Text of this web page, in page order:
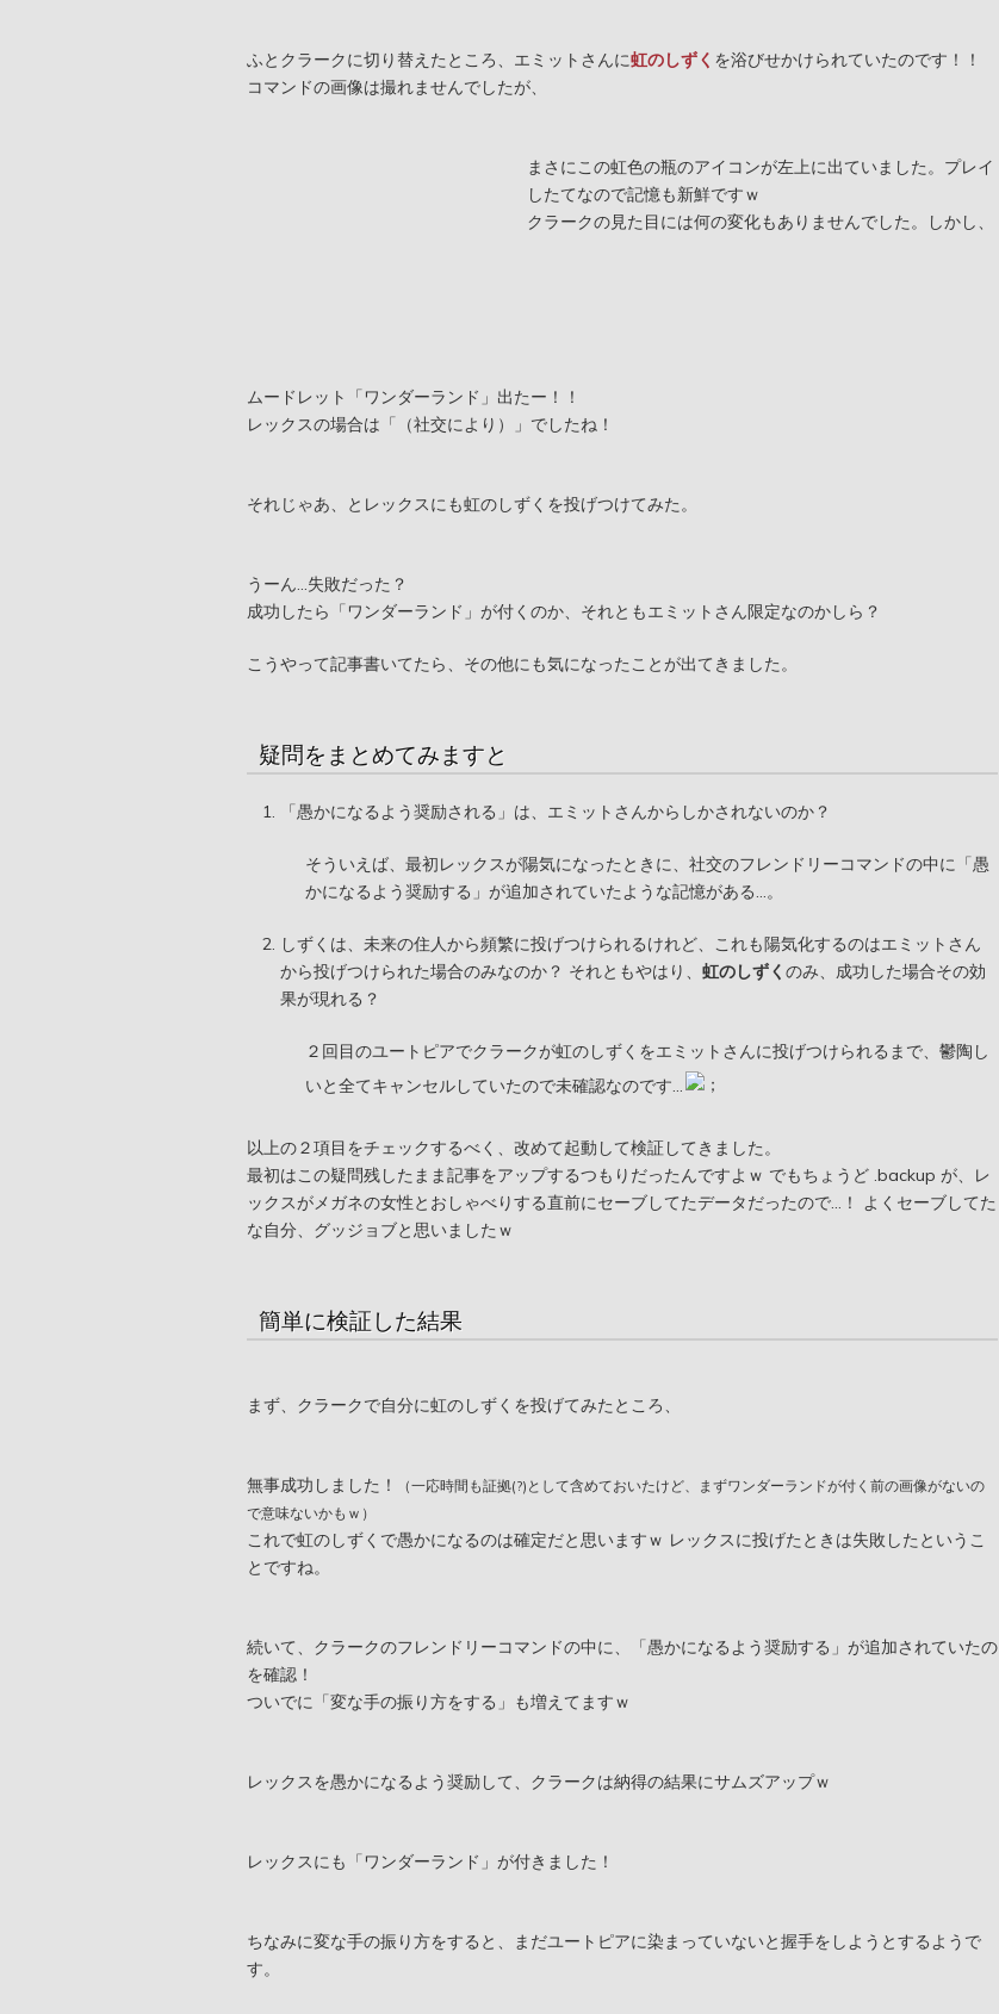
ふとクラークに切り替えたところ、エミットさんに虹のしずく を浴びせかけられていたのです！！
コマンドの画像は撮れませんでしたが、
まさにこの虹色の瓶のアイコンが左上に出ていました。プレイ
したてなので記憶も新鮮ですｗ
クラークの見た目には何の変化もありませんでした。しかし、
ムードレット「ワンダーランド」出たー！！
レックスの場合は「（社交により）」でしたね！
それじゃあ、とレックスにも虹のしずくを投げつけてみた。
うーん…失敗だった？
成功したら「ワンダーランド」が付くのか、それともエミットさん限定なのかしら？
こうやって記事書いてたら、その他にも気になったことが出てきました。
疑問をまとめてみますと
「愚かになるよう奨励される」は、エミットさんからしかされないのか？
そういえば、最初レックスが陽気になったときに、社交のフレンドリーコマンドの中に「愚
かになるよう奨励する」が追加されていたような記憶がある…。
しずくは、未来の住人から頻繁に投げつけられるけれど、これも陽気化するのはエミットさん
から投げつけられた場合のみなのか？ それともやはり、虹のしずくのみ、成功した場合その効
果が現れる？
２回目のユートピアでクラークが虹のしずくをエミットさんに投げつけられるまで、鬱陶し
いと全てキャンセルしていたので未確認なのです…
以上の２項目をチェックするべく、改めて起動して検証してきました。
最初はこの疑問残したまま記事をアップするつもりだったんですよｗ でもちょうど .backup が、レ
ックスがメガネの女性とおしゃべりする直前にセーブしてたデータだったので…！ よくセーブしてた
な自分、グッジョブと思いましたｗ
簡単に検証した結果
まず、クラークで自分に虹のしずくを投げてみたところ、
無事成功しました！
（一応時間も証拠(?)として含めておいたけど、まずワンダーランドが付く前の画像がないの
で意味ないかもｗ）
これで虹のしずくで愚かになるのは確定だと思いますｗ レックスに投げたときは失敗したというこ
とですね。
続いて、クラークのフレンドリーコマンドの中に、「愚かになるよう奨励する」が追加されていたの
を確認！
ついでに「変な手の振り方をする」も増えてますｗ
レックスを愚かになるよう奨励して、クラークは納得の結果にサムズアップｗ
レックスにも「ワンダーランド」が付きました！
ちなみに変な手の振り方をすると、まだユートピアに染まっていないと握手をしようとするようで
す。